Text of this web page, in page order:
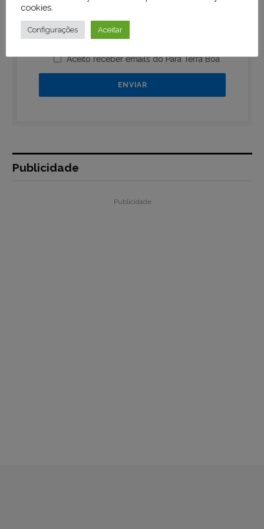
Aceito receber emails do Pará Terra Boa
Publicidade
Publicidade
cookies
Configurações Aceitar